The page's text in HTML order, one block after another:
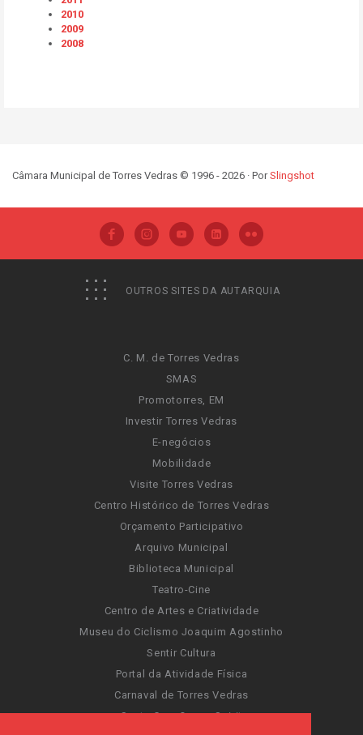
2010
2009
2008
Câmara Municipal de Torres Vedras © 1996 - 2026 · PorSlingshot
OUTROS SITES DA AUTARQUIA
C. M. de Torres Vedras
SMAS
Promotorres, EM
Investir Torres Vedras
E-negócios
Mobilidade
Visite Torres Vedras
Centro Histórico de Torres Vedras
Orçamento Participativo
Arquivo Municipal
Biblioteca Municipal
Teatro-Cine
Centro de Artes e Criatividade
Museu do Ciclismo Joaquim Agostinho
Sentir Cultura
Portal da Atividade Física
Carnaval de Torres Vedras
Santa Cruz Ocean Spirit